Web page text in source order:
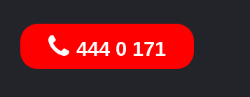
444 0 171